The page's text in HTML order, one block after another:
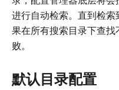
进行自动检索。直到检
果在所有搜索目录下查
败。
默认目录配置